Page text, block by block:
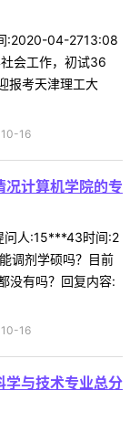
:2020-04-2713:08
会工作，初试36
报考天津理工大
16
况计算机学院的专
问人:15***43时间:2
调剂学硕吗？目前
没有吗？回复内容:
16
学与技术专业总分